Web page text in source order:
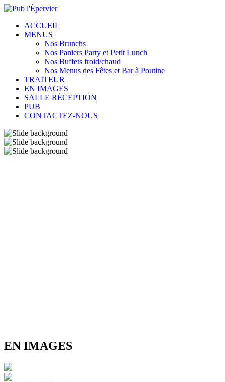
ACCUEIL
MENUS
Nos Brunchs
Nos Paniers Party et Petit Lunch
Nos Buffets froid/chaud
Nos Menus des Fêtes et Bar à Poutine
TRAITEUR
EN IMAGES
SALLE RÉCEPTION
PUB
CONTACTEZ-NOUS
EN IMAGES